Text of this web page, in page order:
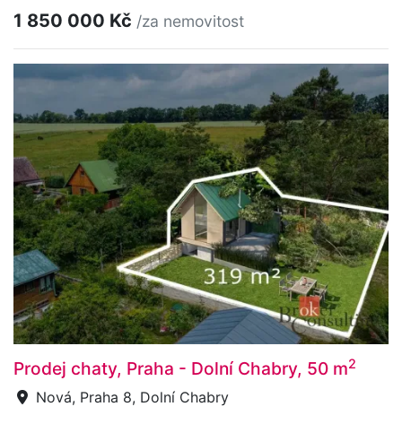
1 850 000 Kč /za nemovitost
Prodej chaty, Praha - Dolní Chabry, 50 m2
Nová, Praha 8, Dolní Chabry